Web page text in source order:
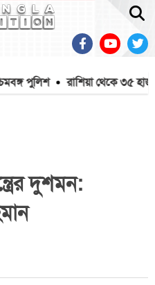
পুলিশ রাশিয়া থেকে ৩৫ হাজার
দুশমন: